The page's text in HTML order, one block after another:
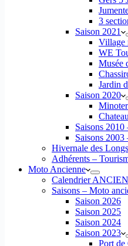
3
Saison 2021
Village
WE
Musée
Jardin
Saison 2020
Saisons 2010
Saisons 2003
Hivernale des
Adhérents –
Moto Ancienne
Calendrier
Saisons – Moto
Saison 2026
Saison 2025
Saison 2024
Saison 2023
Port de